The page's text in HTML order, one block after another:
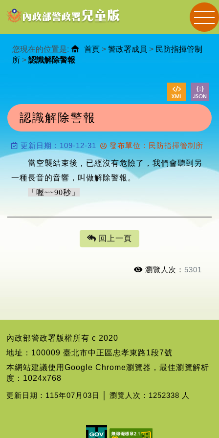
您現在的位置是: 首頁 > 警政署成員 > 民防指揮管制
所 > 認識解除警報
認識解除警報
更新日期：109-12-31 發布單位：民防指揮管制所
當空襲結束後，已經沒有危險了，我們會聽到另
一種長音的音響，叫做解除警報。
「喔~~90秒」
回上一頁
瀏覽人次： 5301
內政部警政署版權所有 c 2020
地址：100009 臺北市中正區忠孝東路1段7號
本網站建議使用Google Chrome瀏覽器，最佳瀏覽解析
度：1024x768
更新日期：115年07月03日 │ 瀏覽人次：1252338 人